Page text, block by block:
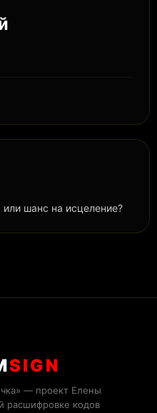
или шанс на исцеление?
SIGN
— проект Елены
расшифровке кодов